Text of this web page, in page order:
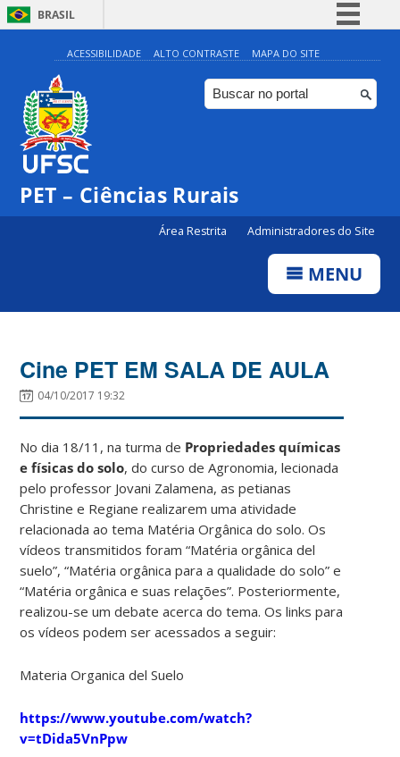
BRASIL
Simplifique!
Comunica BR
Participe
ACESSIBILIDADE ALTO CONTRASTE MAPA DO SITE
PET – Ciências Rurais
Área Restrita Administradores do Site
MENU
Cine PET EM SALA DE AULA
04/10/2017 19:32
No dia 18/11, na turma de Propriedades químicas
e físicas do solo, do curso de Agronomia, lecionada
pelo professor Jovani Zalamena, as petianas
Christine e Regiane realizarem uma atividade
relacionada ao tema Matéria Orgânica do solo. Os
vídeos transmitidos foram “Matéria orgânica del
suelo”, “Matéria orgânica para a qualidade do solo” e
“Matéria orgânica e suas relações”. Posteriormente,
realizou-se um debate acerca do tema. Os links para
os vídeos podem ser acessados a seguir:
Materia Organica del Suelo
https://www.youtube.com/watch?
v=tDida5VnPpw